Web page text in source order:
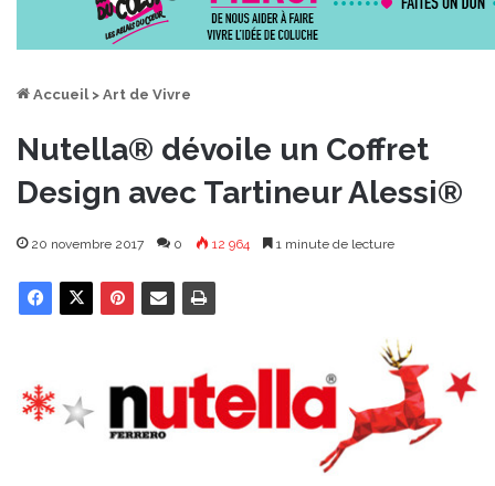
Accueil > Art de Vivre
Nutella® dévoile un Coffret
Design avec Tartineur Alessi®
20 novembre 2017 0 12 964 1 minute de lecture